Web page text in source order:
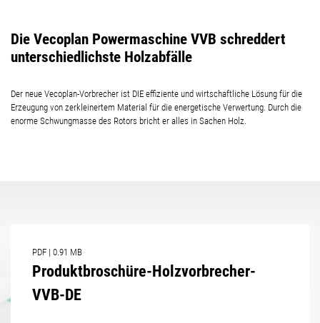
Die Vecoplan Powermaschine VVB schreddert
unterschiedlichste Holzabfälle
Der neue Vecoplan-Vorbrecher ist DIE effiziente und wirtschaftliche Lösung für die
Erzeugung von zerkleinertem Material für die energetische Verwertung. Durch die
enorme Schwungmasse des Rotors bricht er alles in Sachen Holz.
PDF | 0.91 MB
Produktbroschüre-Holzvorbrecher-
VVB-DE